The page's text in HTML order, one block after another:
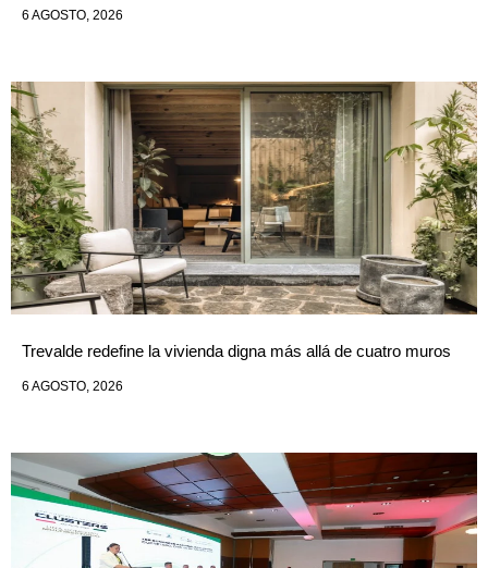
6 AGOSTO, 2026
Trevalde redefine la vivienda digna más allá de cuatro muros
6 AGOSTO, 2026